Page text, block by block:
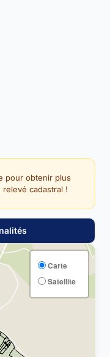
pour obtenir plus
cadastral !
Carte
Satellite